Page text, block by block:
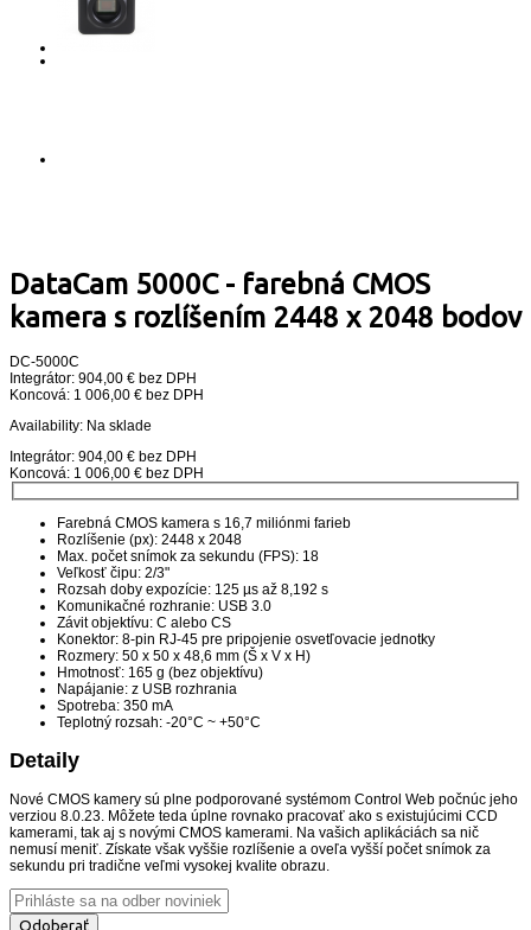
DataCam 5000C - farebná CMOS
kamera s rozlíšením 2448 x 2048 bodov
DC-5000C
Integrátor: 904,00 € bez DPH
Koncová: 1 006,00 € bez DPH
Availability: Na sklade
Integrátor: 904,00 € bez DPH
Koncová: 1 006,00 € bez DPH
Farebná CMOS kamera s 16,7 miliónmi farieb
Rozlíšenie (px): 2448 x 2048
Max. počet snímok za sekundu (FPS): 18
Veľkosť čipu: 2/3"
Rozsah doby expozície: 125 µs až 8,192 s
Komunikačné rozhranie: USB 3.0
Závit objektívu: C alebo CS
Konektor: 8-pin RJ-45 pre pripojenie osvetľovacie jednotky
Rozmery: 50 x 50 x 48,6 mm (Š x V x H)
Hmotnosť: 165 g (bez objektívu)
Napájanie: z USB rozhrania
Spotreba: 350 mA
Teplotný rozsah: -20°C ~ +50°C
Detaily
Nové CMOS kamery sú plne podporované systémom Control Web počnúc jeho
verziou 8.0.23. Môžete teda úplne rovnako pracovať ako s existujúcimi CCD
kamerami, tak aj s novými CMOS kamerami. Na vašich aplikáciách sa nič
nemusí meniť. Získate však vyššie rozlíšenie a oveľa vyšší počet snímok za
sekundu pri tradične veľmi vysokej kvalite obrazu.
Odoberať